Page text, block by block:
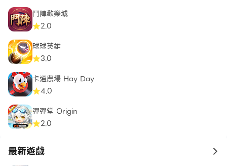
鬥陣歡樂城
2.0
球球英雄
3.0
卡通農場 Hay Day
4.0
彈彈堂 Origin
2.0
最新遊戲 to